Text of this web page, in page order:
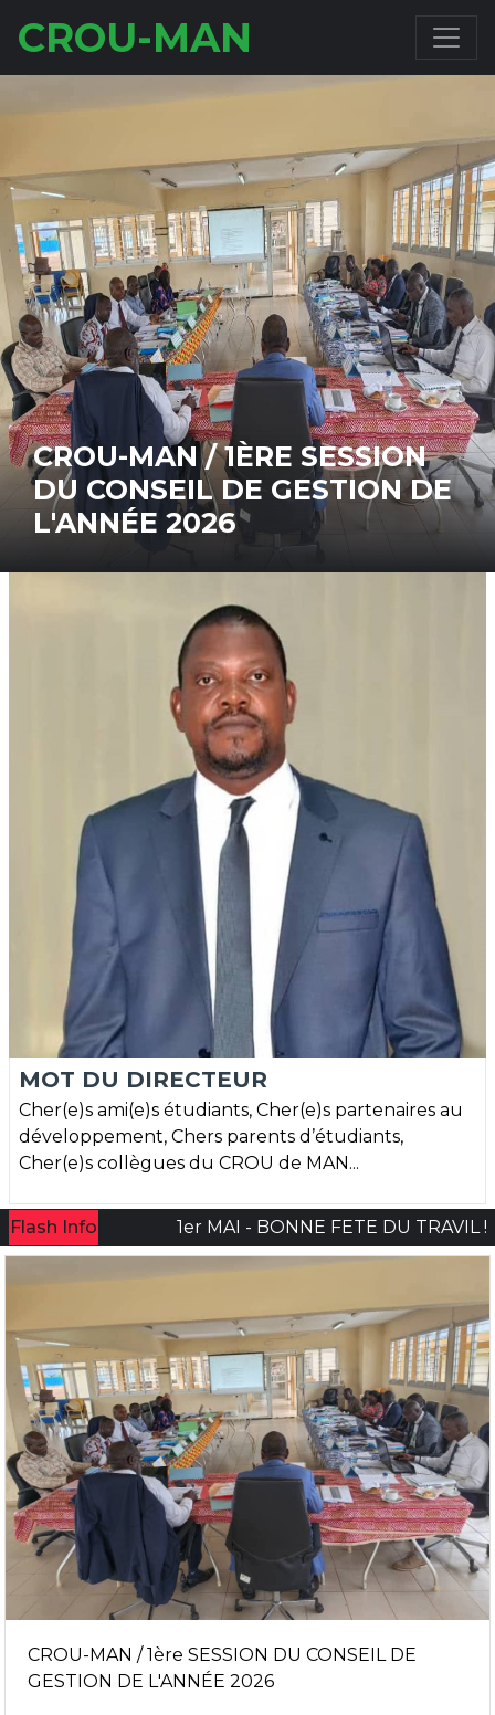
CROU-MAN
MISSION DE SUPERVISION
DU PDU AU CROU-MAN
MOT DU DIRECTEUR
Cher(e)s ami(e)s étudiants, Cher(e)s partenaires au
développement, Chers parents d’étudiants,
Cher(e)s collègues du CROU de MAN...
Flash Info1er MAI - BONNE FETE DU TRAVIL !!!
CROU-MAN / 1ère SESSION DU CONSEIL DE
GESTION DE L'ANNÉE 2026